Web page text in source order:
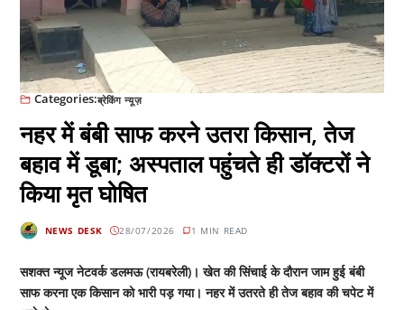
Categories:ब्रेकिंग न्यूज़
नहर में बंबी साफ करने उतरा किसान, तेज
बहाव में डूबा; अस्पताल पहुंचते ही डॉक्टरों ने
किया मृत घोषित
NEWS DESK 28/07/2026 1 MIN READ
सशक्त न्यूज नेटवर्क डलमऊ (रायबरेली)। खेत की सिंचाई के दौरान जाम हुई बंबी
साफ करना एक किसान को भारी पड़ गया। नहर में उतरते ही तेज बहाव की चपेट में